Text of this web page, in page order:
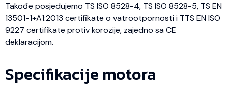
Takođe posjedujemo TS ISO 8528-4, TS ISO 8528-5, TS EN
13501-1+A1:2013 certifikate o vatrootpornosti i TTS EN ISO
9227 certifikate protiv korozije, zajedno sa CE
deklaracijom.
Specifikacije motora